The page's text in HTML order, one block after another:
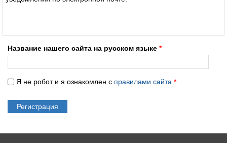
Название нашего сайта на русском языке *
Я не робот и я ознакомлен с правилами сайта *